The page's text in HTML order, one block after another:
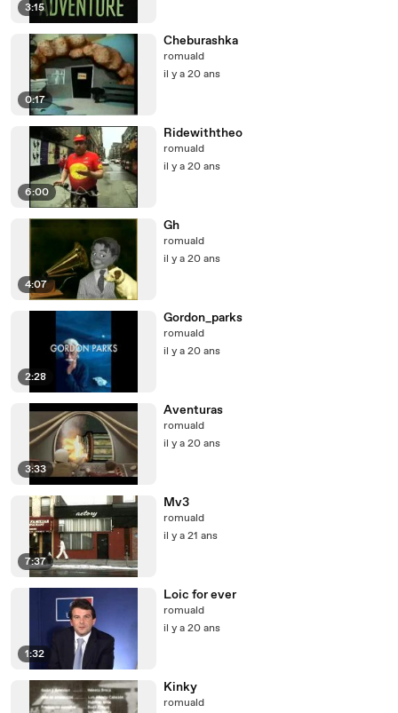
3:15
0:17
Cheburashka
romuald
il y a 20 ans
6:00
Ridewiththeo
romuald
il y a 20 ans
4:07
Gh
romuald
il y a 20 ans
2:28
Gordon_parks
romuald
il y a 20 ans
3:33
Aventuras
romuald
il y a 20 ans
7:37
Mv3
romuald
il y a 21 ans
1:32
Loic for ever
romuald
il y a 20 ans
Kinky
romuald